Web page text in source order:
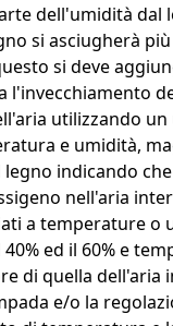
dell'umidità dal
si asciugherà
si deve
l'invecchiamento
utilizzando
e umidità,
indicando
nell'aria
a temperature o
ed il 60% e
di quella dell'aria
e/o la